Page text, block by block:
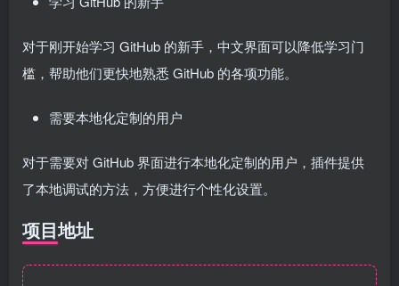
对于刚开始学习 GitHub 的新手，中文界面可以降低学习门
槛，帮助他们更快地熟悉 GitHub 的各项功能。
需要本地化定制的用户
对于需要对 GitHub 界面进行本地化定制的用户，插件提供
了本地调试的方法，方便进行个性化设置。
项目地址